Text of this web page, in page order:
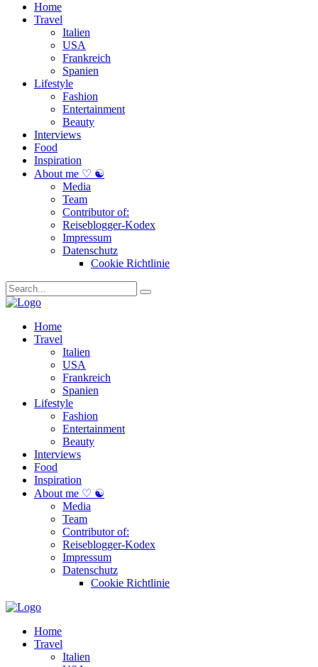
Home
Travel
Italien
USA
Frankreich
Spanien
Lifestyle
Fashion
Entertainment
Beauty
Interviews
Food
Inspiration
About me ♡ ☯
Media
Team
Contributor of:
Reiseblogger-Kodex
Impressum
Datenschutz
Cookie Richtlinie
Home
Travel
Italien
USA
Frankreich
Spanien
Lifestyle
Fashion
Entertainment
Beauty
Interviews
Food
Inspiration
About me ♡ ☯
Media
Team
Contributor of:
Reiseblogger-Kodex
Impressum
Datenschutz
Cookie Richtlinie
Home
Travel
Italien